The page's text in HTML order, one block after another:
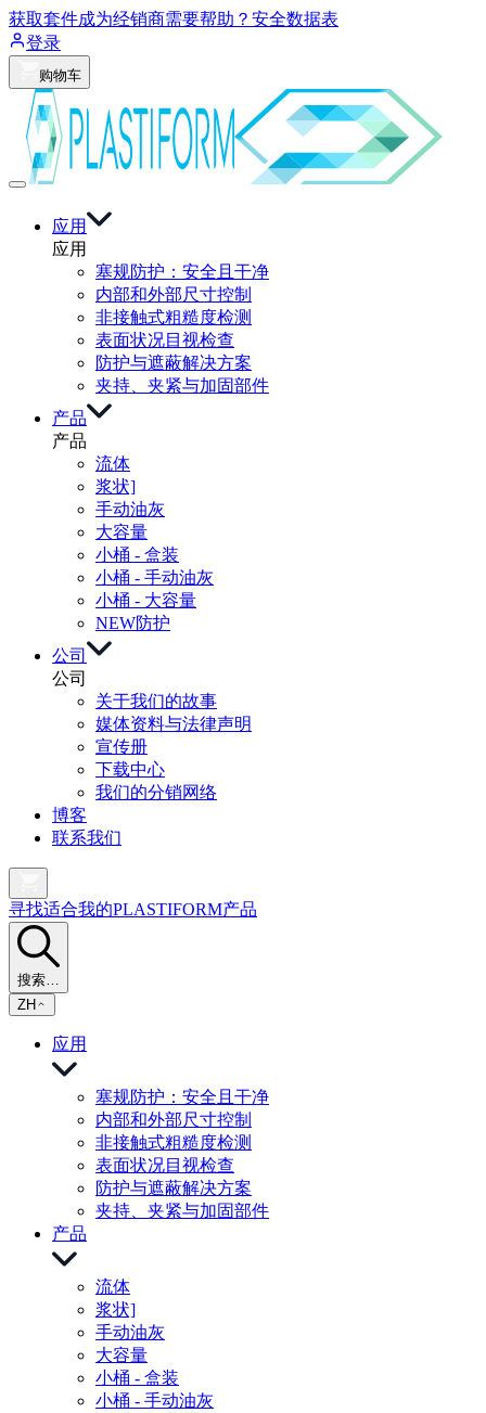
获取套件成为经销商需要帮助？ 安全数据表
登录
购物车
应用
应用
塞规防护：安全且干净
内部和外部尺寸控制
非接触式粗糙度检测
表面状况目视检查
防护与遮蔽解决方案
夹持、夹紧与加固部件
产品
产品
流体
浆状]
手动油灰
大容量
小桶 - 盒装
小桶 - 手动油灰
小桶 - 大容量
NEW防护
公司
公司
关于我们的故事
媒体资料与法律声明
宣传册
下载中心
我们的分销网络
博客
联系我们
寻找适合我的PLASTIFORM产品
搜索…
ZH
应用
塞规防护：安全且干净
内部和外部尺寸控制
非接触式粗糙度检测
表面状况目视检查
防护与遮蔽解决方案
夹持、夹紧与加固部件
产品
流体
浆状]
手动油灰
大容量
小桶 - 盒装
小桶 - 手动油灰